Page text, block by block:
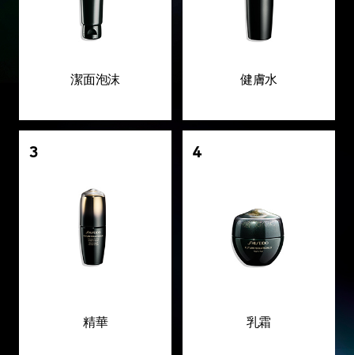
潔面泡沫 健膚水
3
精華
4
乳霜